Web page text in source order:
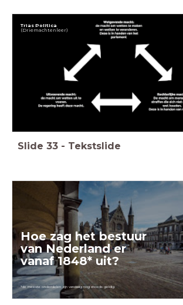
Trias Politica
(Driemachtenleer)
Slide 33 - Tekstslide
Hoe zag het bestuur
van Nederlander
vanaf 1848* uit?
*de meeste onderdelen zijn vandaag nog steeds geldig